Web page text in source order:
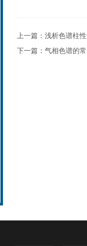
上一篇： 浅析色谱柱
下一篇： 气相色谱的